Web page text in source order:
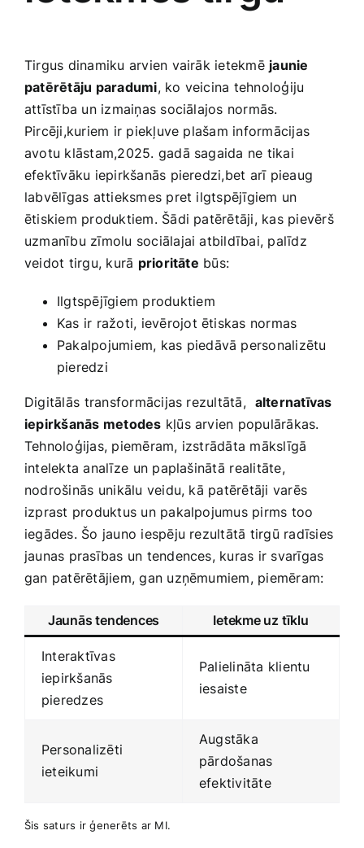
Tirgus dinamiku arvien vairāk ietekmē jaunie
patērētāju paradumi, ko veicina tehnoloģiju
attīstība un izmaiņas sociālajos normās.
Pircēji,kuriem ir piekļuve plašam informācijas
avotu klāstam,2025. gadā sagaida ne tikai
efektīvāku iepirkšanās pieredzi,bet arī pieaug
labvēlīgas attieksmes pret ilgtspējīgiem un
ētiskiem produktiem. Šādi patērētāji, kas pievērš
uzmanību zīmolu sociālajai atbildībai, palīdz
veidot tirgu, kurā prioritāte būs:
Ilgtspējīgiem produktiem
Kas​ ir ražoti, ievērojot ētiskas normas
Pakalpojumiem, kas piedāvā personalizētu
pieredzi
Digitālās ⁤transformācijas ‍rezultātā, ⁢ alternatīvas
iepirkšanās metodes kļūs‌ arvien populārākas.
Tehnoloģijas, piemēram, izstrādāta mākslīgā⁣
intelekta analīze⁢ un paplašinātā⁤ realitāte,
nodrošinās⁣ unikālu veidu, kā patērētāji varēs
izprast produktus un pakalpojumus pirms too
iegādes. Šo jauno iespēju rezultātā tirgū radīsies
jaunas prasības un tendences, kuras ir​ svarīgas
gan patērētājiem, gan uzņēmumiem, piemēram:
Jaunās tendences Ietekme uz ‌tīklu
Interaktīvas
iepirkšanās
pieredzes
Palielināta klientu
iesaiste
Personalizēti
ieteikumi
Augstāka
pārdošanas
efektivitāte
Šis saturs ir ģenerēts ⁣ar MI.